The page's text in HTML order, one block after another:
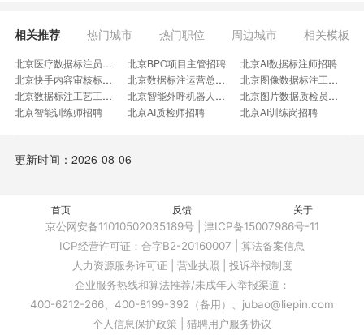
相关推荐 热门城市 热门职位 周边城市 相关模板
北京医疗数据标注员招聘 北京BPO项目主管招聘
北京AI数据标注师招聘
北京快手内容审核标注招聘
北京数据标注运营总监招聘
北京图像数据标注工程师招聘
北京数据标注工艺工程师招聘
北京智能外呼机器人训练师招聘
北京图片数据质检员招聘
北京智能训练师招聘
北京AI质检师招聘
北京AI训练岗招聘
北京机器人客服训练师招聘
北京图像标注招聘
北京智能内容招聘 北京标注运营经理招聘
更新时间：2026-08-06
首页 反馈 关于